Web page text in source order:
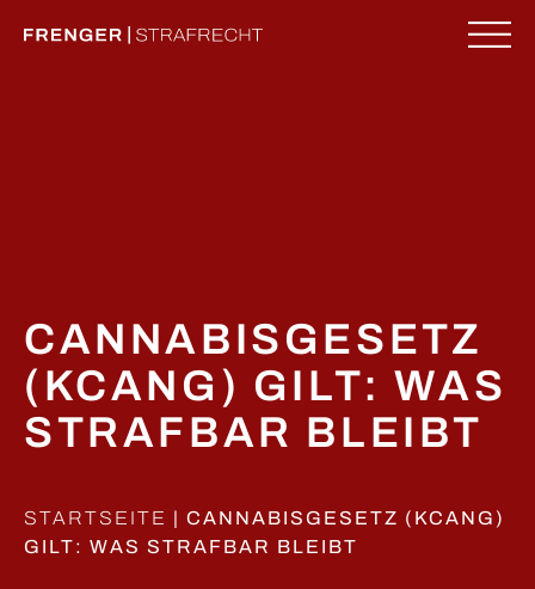
Inhalt
CANNABISGESETZ
(KCANG) GILT: WAS
STRAFBAR BLEIBT
STARTSEITE | CANNABISGESETZ (KCANG)
GILT: WAS STRAFBAR BLEIBT